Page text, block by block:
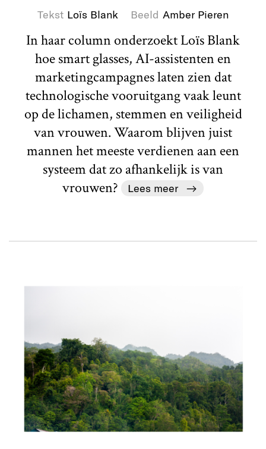
Tekst Loïs Blank Beeld Amber Pieren
In haar column onderzoekt Loïs Blank
hoe smart glasses, AI-assistenten en
marketingcampagnes laten zien dat
technologische vooruitgang vaak leunt
op de lichamen, stemmen en veiligheid
van vrouwen. Waarom blijven juist
mannen het meeste verdienen aan een
systeem dat zo afhankelijk is van
vrouwen?
Lees meer